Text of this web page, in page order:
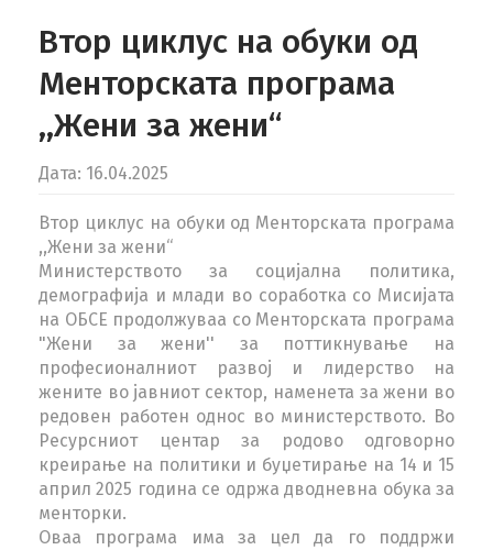
Втор циклус на обуки од
Менторската програма
,,Жени за жени‘‘
Дата: 16.04.2025
Втор циклус на обуки од Менторската програма
,,Жени за жени‘‘
Министерството за социјална политика,
демографија и млади во соработка со Мисијата
на ОБСЕ продолжуваа со Менторската програма
"Жени за жени'' за поттикнување на
професионалниот развој и лидерство на
жените во јавниот сектор, наменета за жени во
редовен работен однос во министерството. Во
Ресурсниот центар за родово одговорно
креирање на политики и буџетирање на 14 и 15
април 2025 година се одржа дводневна обука за
менторки.
Оваа програма има за цел да го поддржи